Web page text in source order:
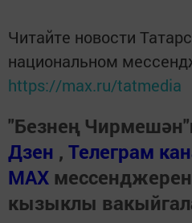
Читайте новости
национальном
https://max.ru/tatmedia
"Безнең
Дзен , Телеграм
МАХ
кызыклы